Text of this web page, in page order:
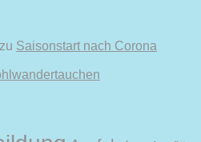
zu Saisonstart nach Corona